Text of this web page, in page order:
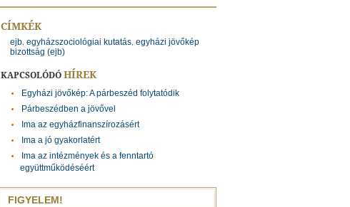
CÍMKÉK
ejb, egyházszociológiai kutatás, egyházi jövőkép
bizottság (ejb)
KAPCSOLÓDÓ HÍREK
Egyházi jövőkép: A párbeszéd folytatódik
Párbeszédben a jövővel
Ima az egyházfinanszírozásért
Ima a jó gyakorlatért
Ima az intézmények és a fenntartó
együttműködéséért
FIGYELEM!